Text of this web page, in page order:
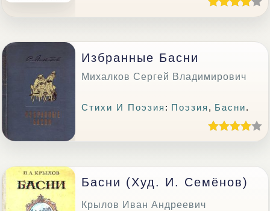
Избранные Басни
Михалков Сергей Владимирович
Стихи И Поэзия : Поэзия , Басни.
Басни (худ. И. Семёнов)
Крылов Иван Андреевич